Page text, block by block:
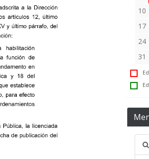
10
17
24
31